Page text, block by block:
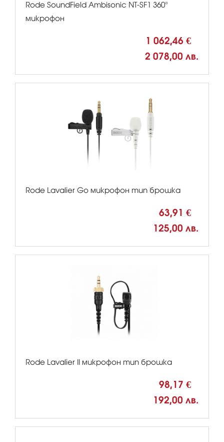
Rode SoundField Ambisonic NT-SF1 360°
микрофон
1 062,46 €
2 078,00 лв.
Rode Lavalier Go микрофон тип брошка
63,91 €
125,00 лв.
Rode Lavalier II микрофон тип брошка
98,17 €
192,00 лв.